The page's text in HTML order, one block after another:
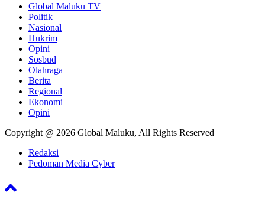
Global Maluku TV
Politik
Nasional
Hukrim
Opini
Sosbud
Olahraga
Berita
Regional
Ekonomi
Opini
Copyright @ 2026 Global Maluku, All Rights Reserved
Redaksi
Pedoman Media Cyber